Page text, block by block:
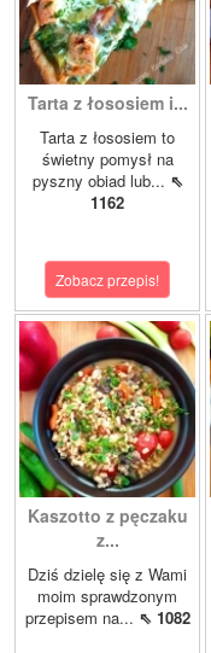
Tarta z łososiem i...
Tarta z łososiem to
świetny pomysł na
pyszny obiad lub... ⇖
1162
Zobacz przepis!
Kaszotto z pęczaku
z...
Dziś dzielę się z Wami
moim sprawdzonym
przepisem na... ⇖ 1082